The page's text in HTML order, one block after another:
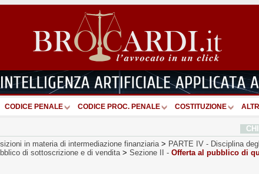
CODICE PENALE CODICE PROC. PENALE COSTITUZIONE ALTRI
in materia di intermediazione finanziaria > PARTE IV - Disciplina
di sottoscrizione e di vendita > Sezione II - Offerta al pubblico di